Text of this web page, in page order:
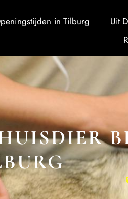
in Tilburg
Uit